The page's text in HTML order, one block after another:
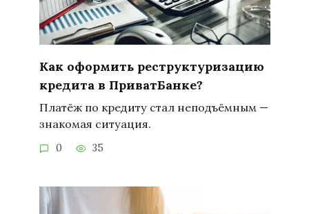
Как оформить реструктуризацию
кредита в ПриватБанке?
Платёж по кредиту стал неподъёмным —
знакомая ситуация.
0 35